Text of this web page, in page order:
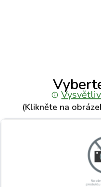
(Klikněte na